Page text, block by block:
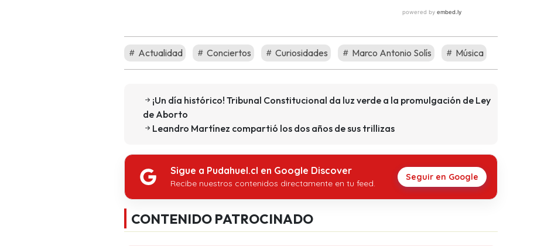
Actualidad Conciertos Curiosidades Marco Antonio Solís Música
¡Un día histórico! Tribunal Constitucional da luz verde a la promulgación de Ley
de Aborto
Leandro Martínez compartió los dos años de sus trillizas
Sigue a Pudahuel.cl en Google Discover
Recibe nuestros contenidos directamente en tu feed.
Seguir en Google
CONTENIDO PATROCINADO